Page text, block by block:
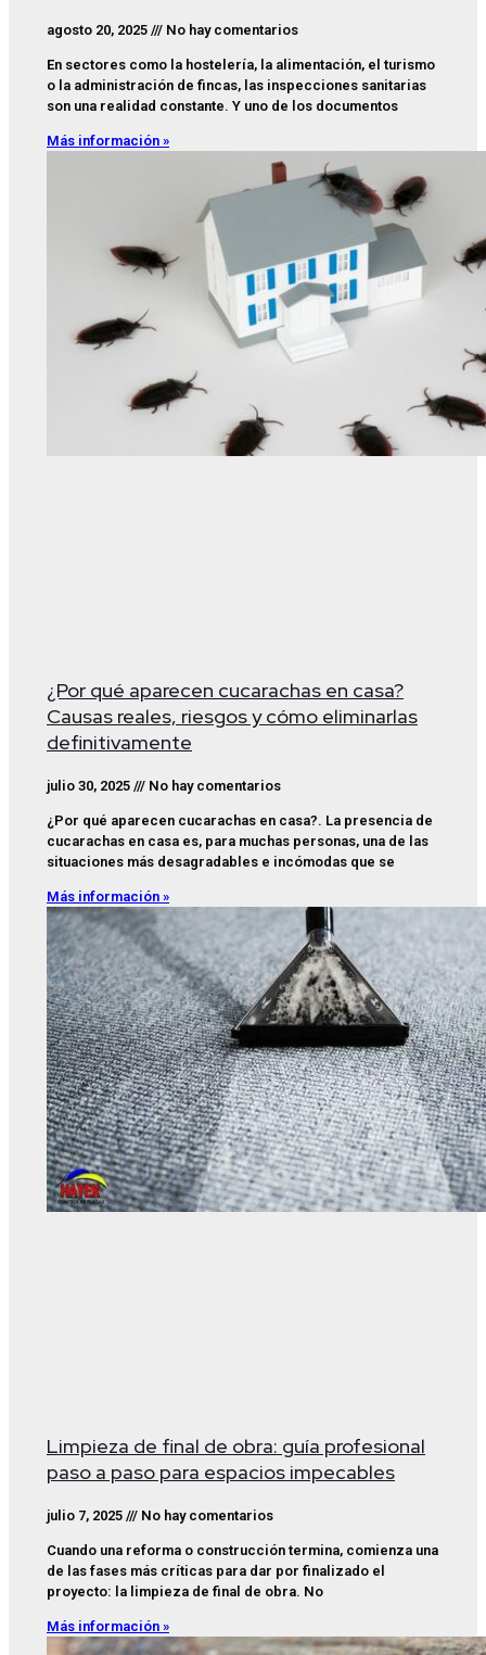
agosto 20, 2025 No hay comentarios
En sectores como la hostelería, la alimentación, el turismo
o la administración de fincas, las inspecciones sanitarias
son una realidad constante. Y uno de los documentos
Más información »
¿Por qué aparecen cucarachas en casa?
Causas reales, riesgos y cómo eliminarlas
definitivamente
julio 30, 2025 No hay comentarios
¿Por qué aparecen cucarachas en casa?. La presencia de
cucarachas en casa es, para muchas personas, una de las
situaciones más desagradables e incómodas que se
Más información »
Limpieza de final de obra: guía profesional
paso a paso para espacios impecables
julio 7, 2025 No hay comentarios
Cuando una reforma o construcción termina, comienza una
de las fases más críticas para dar por finalizado el
proyecto: la limpieza de final de obra. No
Más información »